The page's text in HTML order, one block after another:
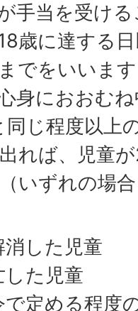
手当を受け
歳に達する
でをいいま
身におおむ
同じ程度以上
れば、児童
いずれの場
した児童
た児童
定める程度